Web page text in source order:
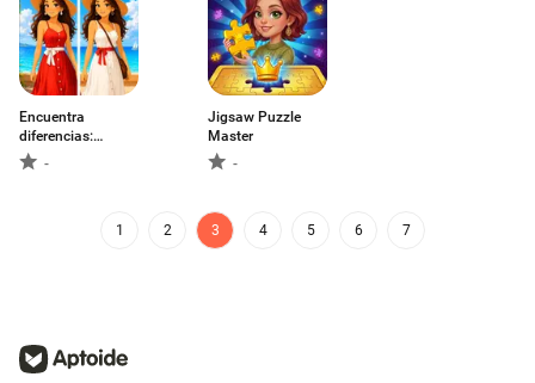
Encuentra
diferencias:
Puzzle
-
Jigsaw Puzzle
Master
-
1 2 3 4 5 6 7